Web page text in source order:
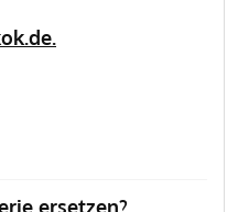
ersetzen?